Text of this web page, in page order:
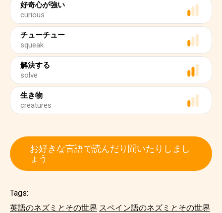
好奇心が強い
curious
チューチュー
squeak
解決する
solve
生き物
creatures
お好きな言語で読んだり聞いたりしまし
ょう
Tags:
英語のネズミとその世界 スペイン語のネズミとその世界